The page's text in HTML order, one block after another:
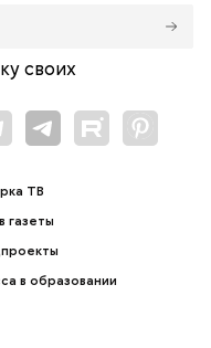
своих
ТВ
газеты
в образовании